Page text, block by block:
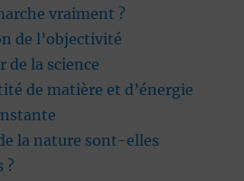
vraiment ?
de l’objectivité
de la science
de matière et d’énergie
la nature sont-elles
?